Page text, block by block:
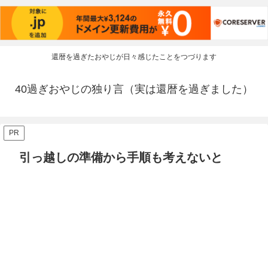
還暦を過ぎたおやじが日々感じたことをつづります
40過ぎおやじの独り言（実は還暦を過ぎました）
PR
引っ越しの準備から手順も考えないと